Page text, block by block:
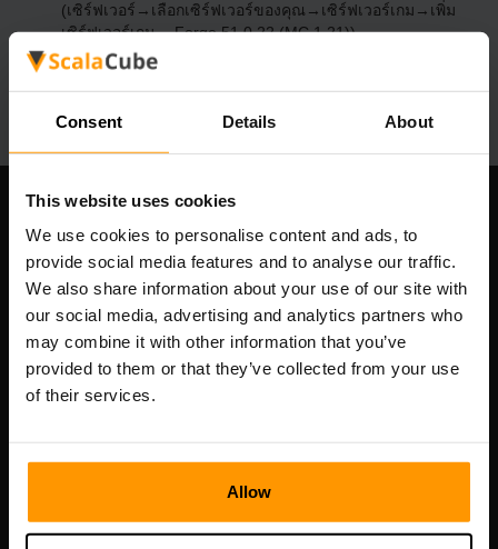
Consent Details About
This website uses cookies
We use cookies to personalise content and ads, to
provide social media features and to analyse our traffic.
We also share information about your use of our site with
our social media, advertising and analytics partners who
may combine it with other information that you’ve
provided to them or that they’ve collected from your use
of their services.
Allow
(เซิร์ฟเวอร์→เลือกเซิร์ฟเวอร์ของคุณ→เซิร์ฟเวอร์เกม→เพิ่ม
เซิร์ฟเวอร์เกม→ Forge 51.0.22 (MC 1.21))
สนุกกับการเล่นบนเซิร์ฟเวอร์!
Scalable Hosting Solutions OÜ
เลขที่จดทะเบียน: 14652605
เลขที่ผู้เสียภาษี: EE102133820
ที่อยู่: Harju maakond, Tallinn, Kesklinna linnaosa,